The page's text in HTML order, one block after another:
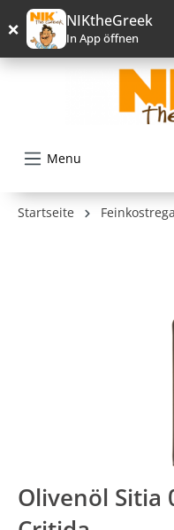
springen
× NIKtheGreek
In App öffnen
Menu
Startseite
Olivenöl Sitia